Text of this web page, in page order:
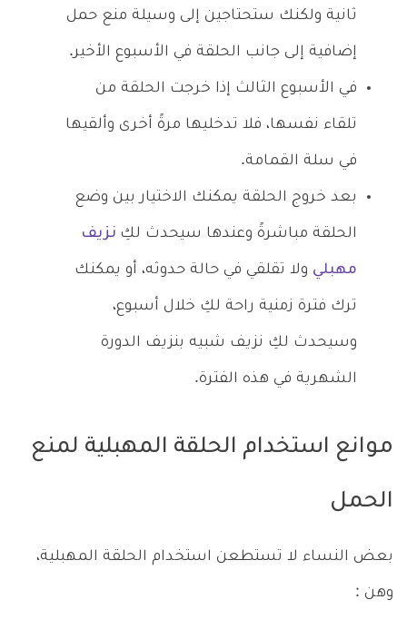
ثانية ولكنك ستحتاجين إلى وسيلة منع حمل
إضافية إلى جانب الحلقة في الأسبوع الأخير.
في الأسبوع الثالث إذا خرجت الحلقة من
تلقاء نفسها، فلا تدخليها مرةً أخرى وألقيها
في سلة القمامة.
بعد خروج الحلقة يمكنك الاختيار بين وضع
الحلقة مباشرةً وعندها سيحدث لكِ نزيف
مهبلي ولا تقلقي في حالة حدوثه، أو يمكنك
ترك فترة زمنية راحة لكِ خلال أسبوع،
وسيحدث لكِ نزيف شبيه بنزيف الدورة
الشهرية في هذه الفترة.
موانع استخدام الحلقة المهبلية لمنع
الحمل
بعض النساء لا تستطعن استخدام الحلقة المهبلية،
وهن :